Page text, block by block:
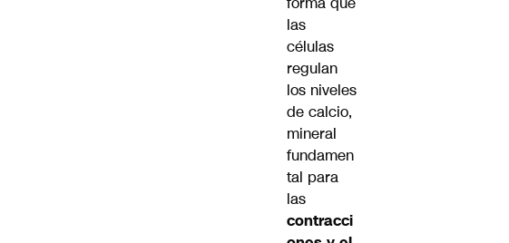
las
células
regulan
los niveles
de calcio,
mineral
fundamen
tal para
las
contracci